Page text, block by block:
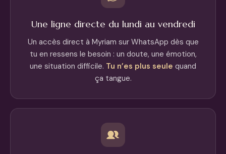
Une ligne directe du lundi au vendredi
Un accès direct à Myriam sur WhatsApp dès que
tu en ressens le besoin : un doute, une émotion,
une situation difficile. Tu n’es plus seule quand
ça tangue.